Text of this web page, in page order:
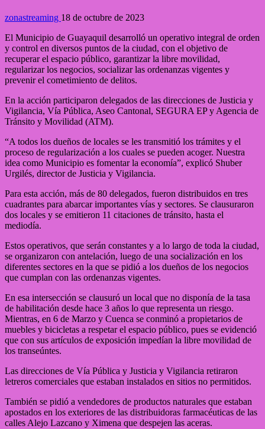
zonastreaming 18 de octubre de 2023
El Municipio de Guayaquil desarrolló un operativo integral de orden
y control en diversos puntos de la ciudad, con el objetivo de
recuperar el espacio público, garantizar la libre movilidad,
regularizar los negocios, socializar las ordenanzas vigentes y
prevenir el cometimiento de delitos.
En la acción participaron delegados de las direcciones de Justicia y
Vigilancia, Vía Pública, Aseo Cantonal, SEGURA EP y Agencia de
Tránsito y Movilidad (ATM).
“A todos los dueños de locales se les transmitió los trámites y el
proceso de regularización a los cuales se pueden acoger. Nuestra
idea como Municipio es fomentar la economía”, explicó Shuber
Urgilés, director de Justicia y Vigilancia.
Para esta acción, más de 80 delegados, fueron distribuidos en tres
cuadrantes para abarcar importantes vías y sectores. Se clausuraron
dos locales y se emitieron 11 citaciones de tránsito, hasta el
mediodía.
Estos operativos, que serán constantes y a lo largo de toda la ciudad,
se organizaron con antelación, luego de una socialización en los
diferentes sectores en la que se pidió a los dueños de los negocios
que cumplan con las ordenanzas vigentes.
En esa intersección se clausuró un local que no disponía de la tasa
de habilitación desde hace 3 años lo que representa un riesgo.
Mientras, en 6 de Marzo y Cuenca se conminó a propietarios de
muebles y bicicletas a respetar el espacio público, pues se evidenció
que con sus artículos de exposición impedían la libre movilidad de
los transeúntes.
Las direcciones de Vía Pública y Justicia y Vigilancia retiraron
letreros comerciales que estaban instalados en sitios no permitidos.
También se pidió a vendedores de productos naturales que estaban
apostados en los exteriores de las distribuidoras farmacéuticas de las
calles Alejo Lazcano y Ximena que despejen las aceras.